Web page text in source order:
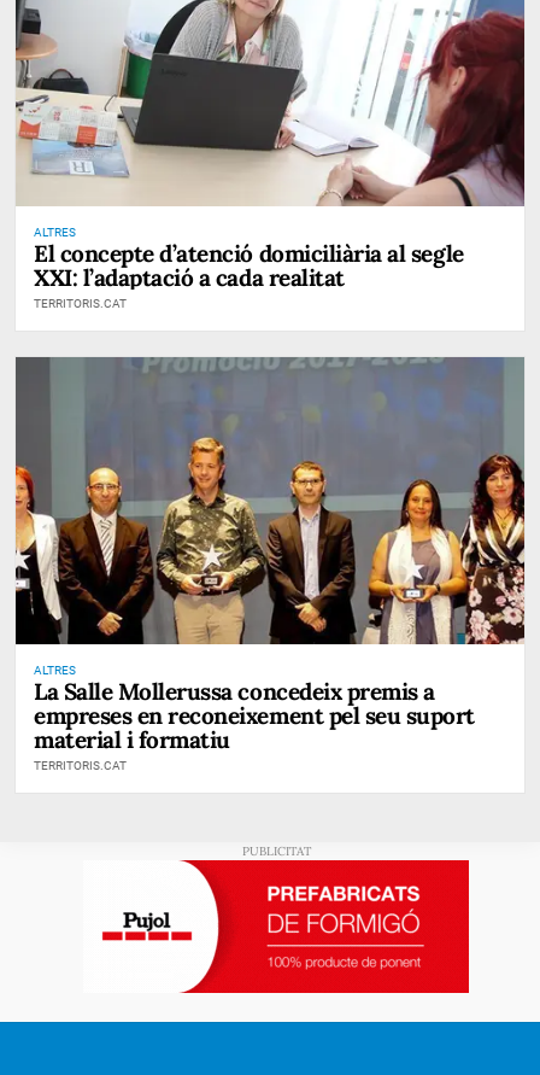
ALTRES
El concepte d’atenció domiciliària al segle
XXI: l’adaptació a cada realitat
TERRITORIS.CAT
ALTRES
La Salle Mollerussa concedeix premis a
empreses en reconeixement pel seu suport
material i formatiu
TERRITORIS.CAT